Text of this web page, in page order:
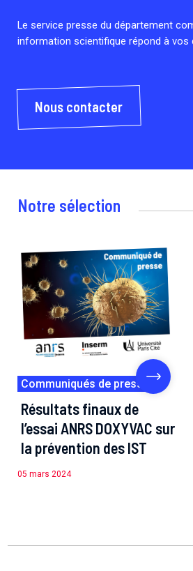
Le service presse du département
information scientifique répond à vos
Nous contacter
Notre sélection
Communiqués de presse
Résultats finaux de
l’essai ANRS DOXYVAC sur
la prévention des IST
05 mars 2024